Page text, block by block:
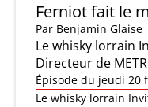
Ferniot fait le
Par Benjamin Glaise
Le whisky lorrain
Directeur de
Épisode du jeudi 20
Le whisky lorrain